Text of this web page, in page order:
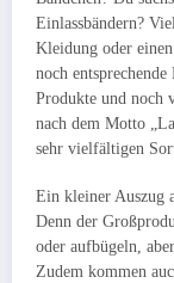
Einlassbändern?
Kleidung oder
noch
Produkte und noch
nach dem Motto
sehr vielfältigen
Ein kleiner Auszug
Denn der
oder aufbügeln,
Zudem kommen